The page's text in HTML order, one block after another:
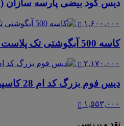
دیس گود بیضی پارسه سازان (100 عددی)
۱,۶۰۰,۰۰۰
کاسه 500 آبگوشتی تک پلاست (500 عددی)
۲,۱۷۰,۰۰۰
دیس فوم بزرگ کد ام 28 کاسپین (500 عددی)
۱,۵۵۳,۰۰۰
نقد و بررسی